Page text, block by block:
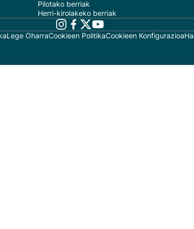
Pilotako berriak
Herri-kirolakeko berriak
Lege OharraCookieen PolitikaCookieen Konfigurazioa